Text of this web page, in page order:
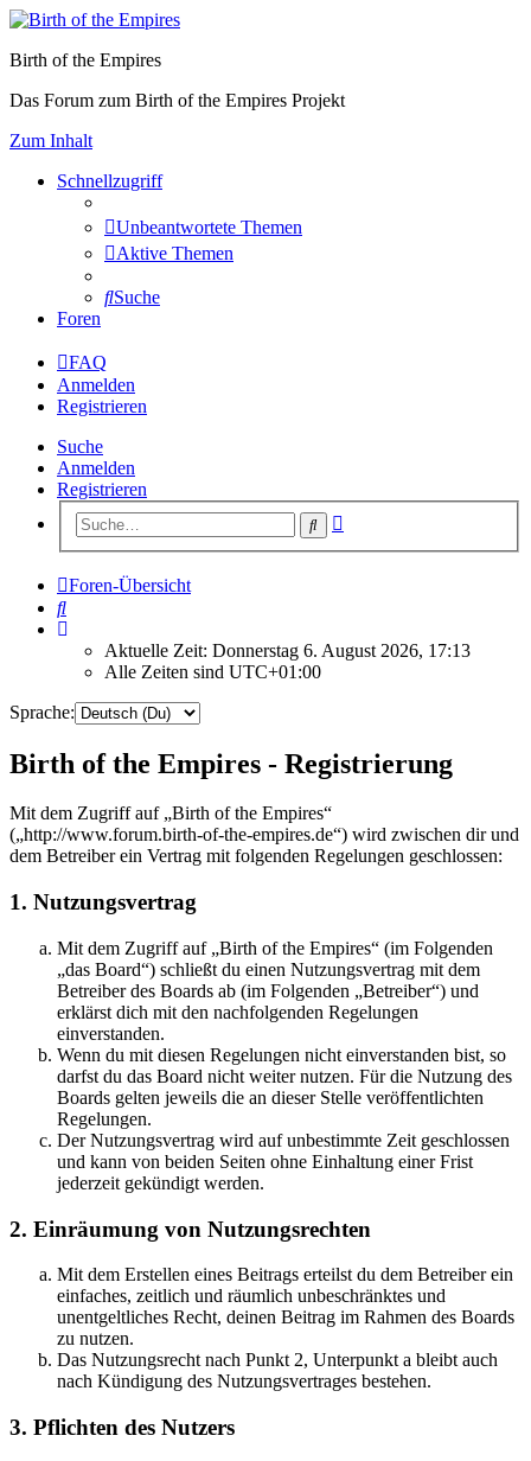
Birth of the Empires
Das Forum zum Birth of the Empires Projekt
Zum Inhalt
Schnellzugriff
Unbeantwortete Themen
Aktive Themen
Suche
Foren
FAQ
Anmelden
Registrieren
Suche
Anmelden
Registrieren
Suche
Foren-Übersicht
Suche
Aktuelle Zeit: Donnerstag 6. August 2026, 17:13
Alle Zeiten sind UTC+01:00
Sprache:
Birth of the Empires - Registrierung
Mit dem Zugriff auf „Birth of the Empires“
(„http://www.forum.birth-of-the-empires.de“) wird zwischen dir und
dem Betreiber ein Vertrag mit folgenden Regelungen geschlossen:
1. Nutzungsvertrag
Mit dem Zugriff auf „Birth of the Empires“ (im Folgenden
„das Board“) schließt du einen Nutzungsvertrag mit dem
Betreiber des Boards ab (im Folgenden „Betreiber“) und
erklärst dich mit den nachfolgenden Regelungen
einverstanden.
Wenn du mit diesen Regelungen nicht einverstanden bist, so
darfst du das Board nicht weiter nutzen. Für die Nutzung des
Boards gelten jeweils die an dieser Stelle veröffentlichten
Regelungen.
Der Nutzungsvertrag wird auf unbestimmte Zeit geschlossen
und kann von beiden Seiten ohne Einhaltung einer Frist
jederzeit gekündigt werden.
2. Einräumung von Nutzungsrechten
Mit dem Erstellen eines Beitrags erteilst du dem Betreiber ein
einfaches, zeitlich und räumlich unbeschränktes und
unentgeltliches Recht, deinen Beitrag im Rahmen des Boards
zu nutzen.
Das Nutzungsrecht nach Punkt 2, Unterpunkt a bleibt auch
nach Kündigung des Nutzungsvertrages bestehen.
3. Pflichten des Nutzers